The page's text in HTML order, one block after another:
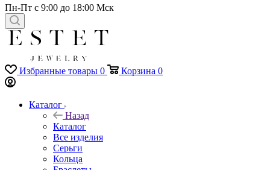
Пн-Пт с 9:00 до 18:00 Мск
Избранные товары 0 Корзина 0
Каталог
Назад
Каталог
Все изделия
Серьги
Кольца